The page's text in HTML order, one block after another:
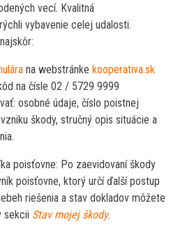
vecí. Kvalitná
vybavenie celej udalosti.
na webstránke kooperativa.sk
na čísle 02 / 5729 9999
osobné údaje, číslo poistnej
škody, stručný opis situácie a
poisťovne: Po zaevidovaní škody
poisťovne, ktorý určí ďalší postup
riešenia a stav dokladov môžete
sekcii Stav mojej škody.